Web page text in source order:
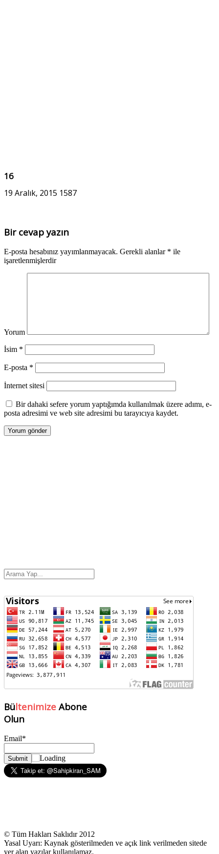
16
19 Aralık, 2015 1587
Bir cevap yazın
E-posta hesabınız yayımlanmayacak. Gerekli alanlar * ile
işaretlenmişlerdir
Yorum
İsim *
E-posta *
İnternet sitesi
Bir dahaki sefere yorum yaptığımda kullanılmak üzere adımı, e-
posta adresimi ve web site adresimi bu tarayıcıya kaydet.
Bültenimize Abone
Olun
Email*
© Tüm Hakları Saklıdır 2012
Yasal Uyarı: Kaynak gösterilmeden ve açık link verilmeden sitede
yer alan yazılar kullanılamaz.